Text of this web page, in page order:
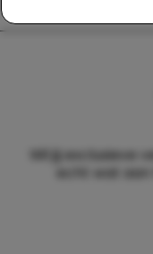
Wil jij exclusieve
echt wat